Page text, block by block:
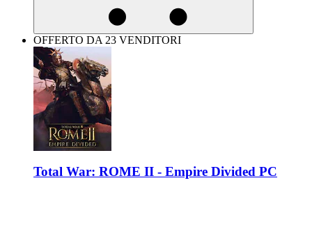
OFFERTO DA 23 VENDITORI
Total War: ROME II - Empire Divided PC